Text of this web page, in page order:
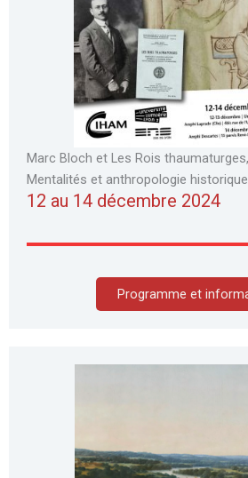
Marc Bloch et Les Rois
Mentalités et anthropologie
12 au 14 décembre 2024
Programme et